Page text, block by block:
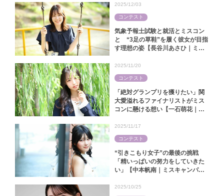
2025】
気象予報士試験と就活とミスコン
と “3足の草鞋”を履く彼女が目指
す理想の姿【長谷川あさひ｜ミス
2025/12/03
コンテスト
「絶対グランプリを獲りたい」関
大愛溢れるファイナリストがミス
コンに懸ける想い【一石萌花｜ミ
2025/11/20
コンテスト
“引きこもり女子”の最後の挑戦
「精いっぱいの努力をしていきた
い」【中本帆南｜ミスキャンパス
2025/11/17
コンテスト
2025/10/25